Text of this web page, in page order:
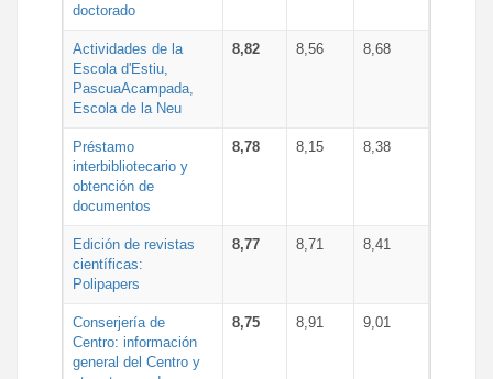
doctorado
Actividades de la
Escola d'Estiu,
PascuaAcampada,
Escola de la Neu
8,82 8,56 8,68
Préstamo
interbibliotecario y
obtención de
documentos
8,78 8,15 8,38
Edición de revistas
científicas:
Polipapers
8,77 8,71 8,41
Conserjería de
Centro: información
general del Centro y
8,75 8,91 9,01